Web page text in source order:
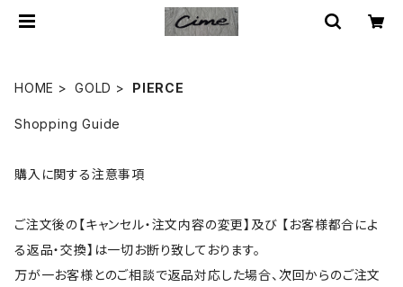
HOME GOLD PIERCE
Shopping Guide
購入に関する注意事項
ご注文後の【キャンセル・注文内容の変更】及び 【お客様都合によ
る返品・交換】は一切お断り致しております。
万が一お客様とのご相談で返品対応した場合、次回からのご注文